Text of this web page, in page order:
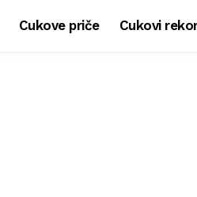
Cukove priče Cukovi